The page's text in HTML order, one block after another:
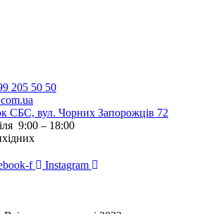
205 50 50
СБС, вул. Чорних Запорожців 72
9:00 – 18:00
f Instagram